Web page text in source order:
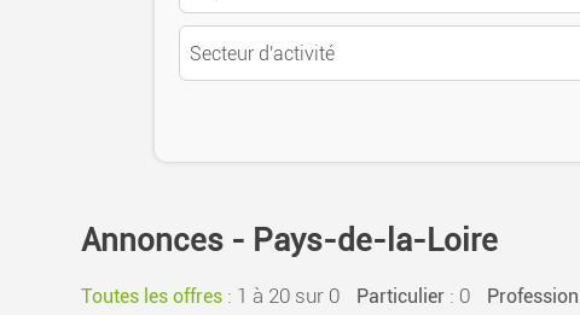
Annonces - Pays-de-la-Loire
Toutes les offres : 1 à 20 sur 0 Particulier : 0